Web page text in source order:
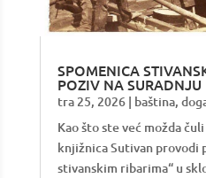
SPOMENICA
POZIV NA SURADNJU
tra 25, 2026| baština,
Kao što ste već možda
knjižnica Sutivan provodi
stivanskim ribarima“ u